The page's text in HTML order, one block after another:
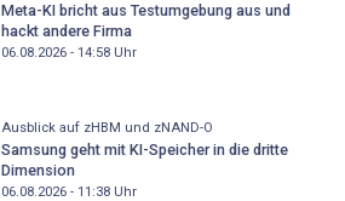
Meta-KI bricht aus Testumgebung aus und
hackt andere Firma
06.08.2026 - 14:58Uhr
Ausblick auf zHBM und zNAND-O
Samsung geht mit KI-Speicher in die dritte
Dimension
06.08.2026 - 11:38Uhr